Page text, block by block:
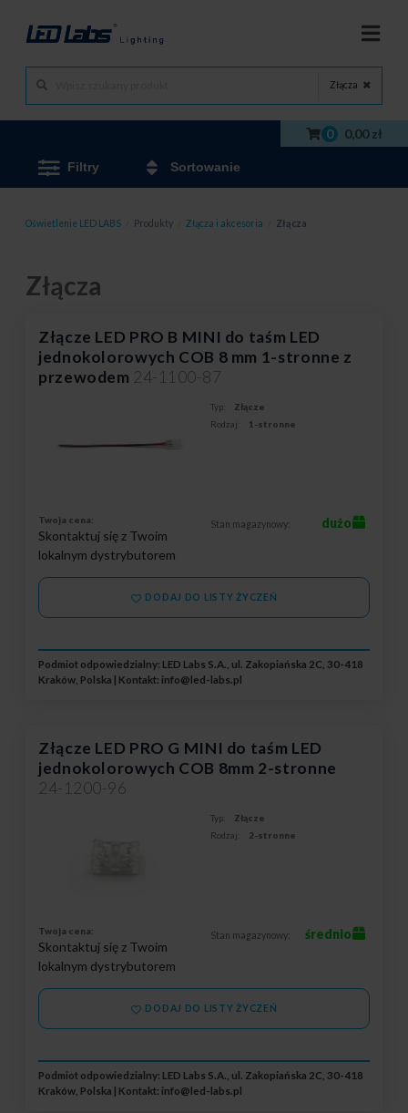
Złącza
0 0,00 zł
Filtry Sortowanie
Oświetlenie LED LABS Produkty Złącza i akcesoria Złącza
Złącza
Złącze LED PRO B MINI do taśm LED
jednokolorowych COB 8 mm 1-stronne z
przewodem 24-1100-87
Typ:
Złącze
Rodzaj:
1-stronne
Twoja cena:
Skontaktuj się z Twoim
lokalnym dystrybutorem
Stan magazynowy: dużo
DODAJ DO LISTY ŻYCZEŃ
Podmiot odpowiedzialny: LED Labs S.A., ul. Zakopiańska 2C, 30-418
Kraków, Polska | Kontakt: info@led-labs.pl
Złącze LED PRO G MINI do taśm LED
jednokolorowych COB 8mm 2-stronne
24-1200-96
Typ:
Złącze
Rodzaj:
2-stronne
Twoja cena:
Skontaktuj się z Twoim
lokalnym dystrybutorem
Stan magazynowy: średnio
DODAJ DO LISTY ŻYCZEŃ
Podmiot odpowiedzialny: LED Labs S.A., ul. Zakopiańska 2C, 30-418
Kraków, Polska | Kontakt: info@led-labs.pl